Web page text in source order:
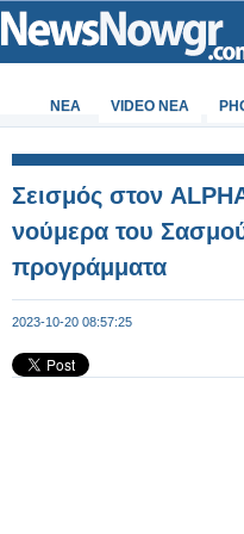
ΝΕΑ VIDEO NEA
Σεισμός στον
νούμερα του
προγράμματα
2023-10-20 08:57:25